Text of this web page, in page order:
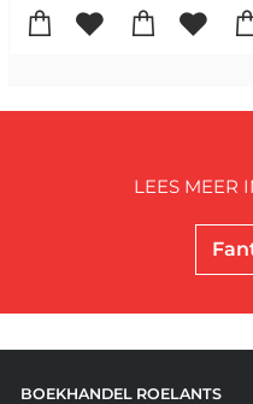
LEES MEER
BOEKHANDEL ROELANTS